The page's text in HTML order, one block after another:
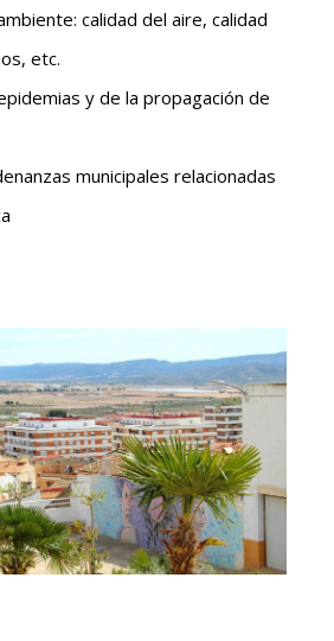
calidad del aire, calidad
etc.
y de la propagación de
municipales relacionadas